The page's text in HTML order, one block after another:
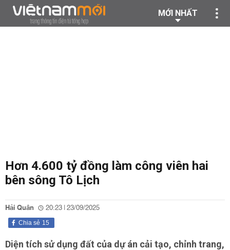
MỚI NHẤT
Hơn 4.600 tỷ đồng làm công viên hai
bên sông Tô Lịch
Hải Quân 20:23 | 23/09/2025
15
Chia sẻ
Diện tích sử dụng đất của dự án cải tạo, chỉnh trang,